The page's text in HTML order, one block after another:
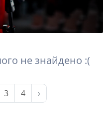
не знайдено :(
3 4 ›